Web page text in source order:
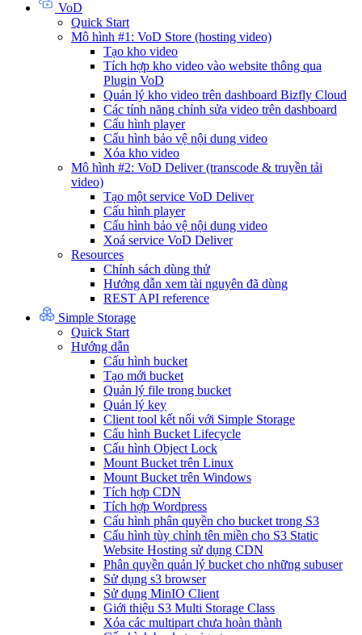
VoD
Quick Start
Mô hình #1: VoD Store (hosting video)
Tạo kho video
Tích hợp kho video vào website thông qua
Plugin VoD
Quản lý kho video trên dashboard Bizfly Cloud
Các tính năng chỉnh sửa video trên dashboard
Cấu hình player
Cấu hình bảo vệ nội dung video
Xóa kho video
Mô hình #2: VoD Deliver (transcode & truyền tải
video)
Tạo một service VoD Deliver
Cấu hình player
Cấu hình bảo vệ nội dung video
Xoá service VoD Deliver
Resources
Chính sách dùng thử
Hướng dẫn xem tài nguyên đã dùng
REST API reference
Simple Storage
Quick Start
Hướng dẫn
Cấu hình bucket
Tạo mới bucket
Quản lý file trong bucket
Quản lý key
Client tool kết nối với Simple Storage
Cấu hình Bucket Lifecycle
Cấu hình Object Lock
Mount Bucket trên Linux
Mount Bucket trên Windows
Tích hợp CDN
Tích hợp Wordpress
Cấu hình phân quyền cho bucket trong S3
Cấu hình tùy chỉnh tên miền cho S3 Static
Website Hosting sử dụng CDN
Phân quyền quản lý bucket cho những subuser
Sử dụng s3 browser
Sử dụng MinIO Client
Giới thiệu S3 Multi Storage Class
Xóa các multipart chưa hoàn thành